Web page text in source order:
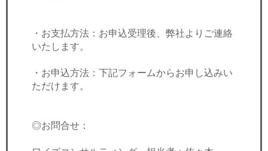
・お支払方法：お申込受理後、弊社よりご連絡
いたします。
・お申込方法：下記フォームからお申し込みい
ただけます。
◎お問合せ：